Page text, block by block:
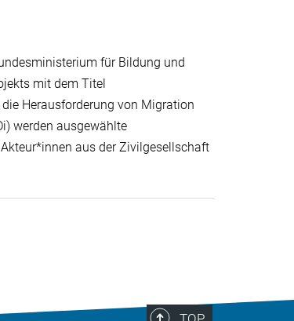
für Bildung und
mit dem Titel
Herausforderung von Migration
werden ausgewählte
aus der Zivilgesellschaft